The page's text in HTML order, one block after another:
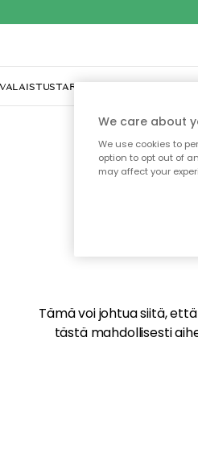
TARJOILU JA KATTAUS
Tämä voi johtua siitä,
tästä mahdollisesti
We care about
We use cookies to
option to opt out of
may affect your